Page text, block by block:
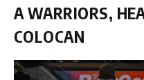
A WARRIORS,
COLOCAN